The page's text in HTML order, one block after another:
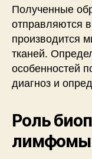
Полученные
отправляются
производится
тканей.
особенностей
диагноз и
Роль
лимфомы